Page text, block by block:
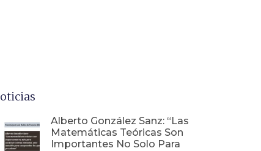
Alberto González Sanz: “Las
Matemáticas Teóricas Son
Importantes No Solo Para